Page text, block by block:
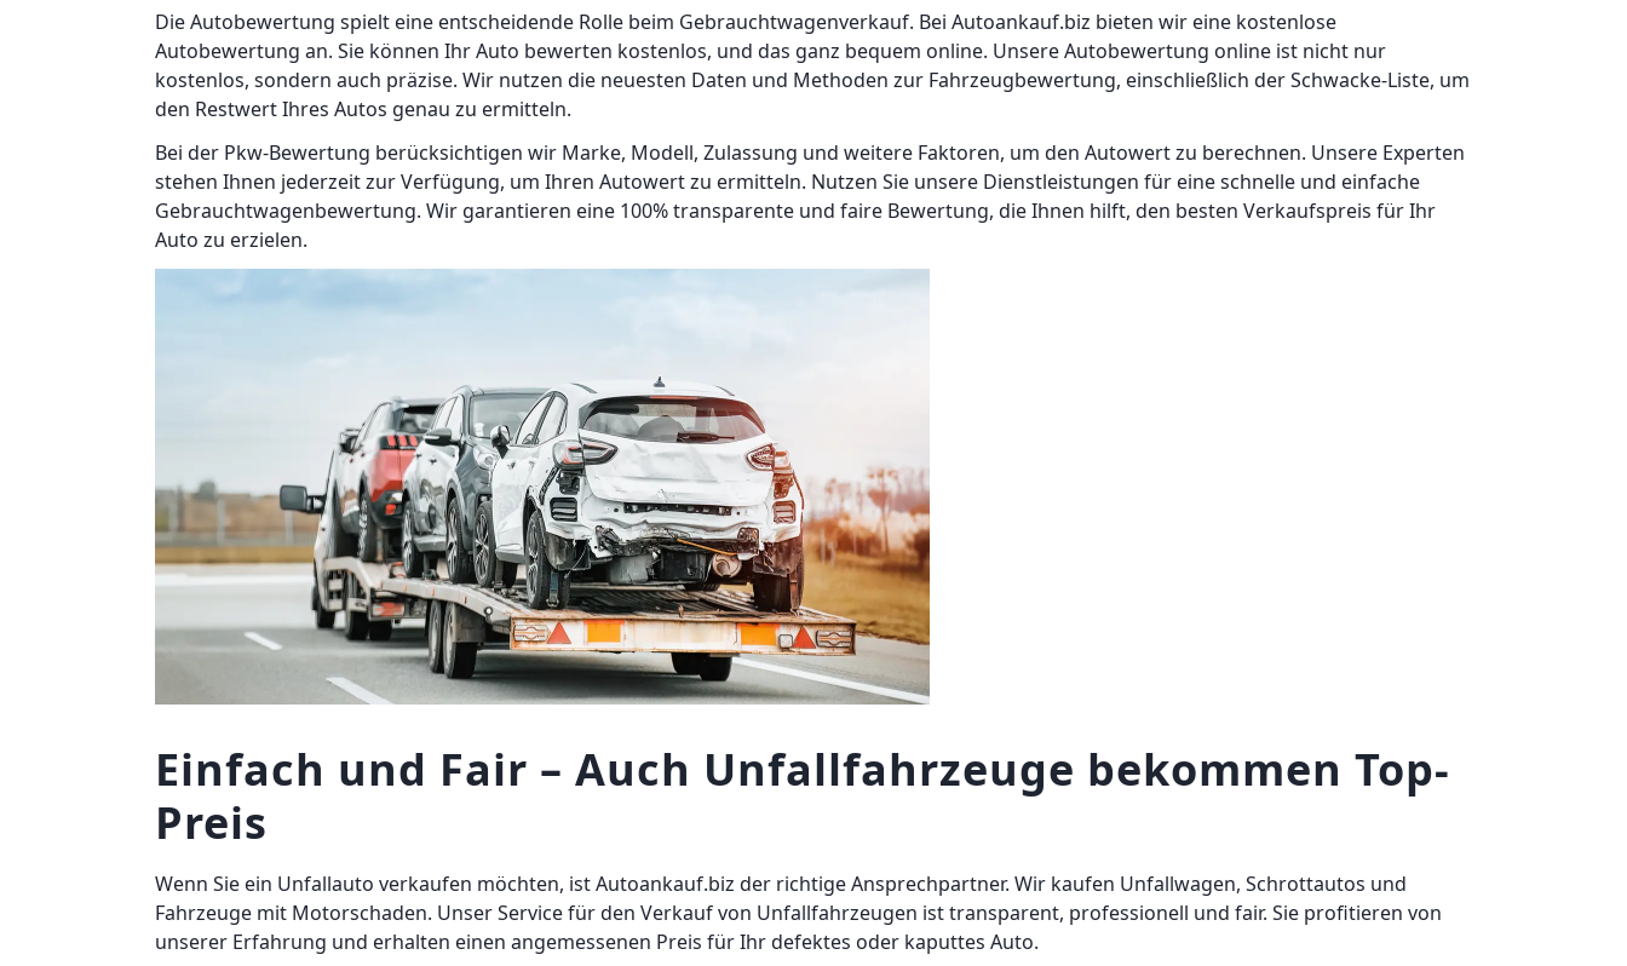
Die Autobewertung spielt eine entscheidende Rolle beim Gebrauchtwagenverkauf. Bei Autoankauf.biz bieten wir eine kostenlose
Autobewertung an. Sie können Ihr Auto bewerten kostenlos, und das ganz bequem online. Unsere Autobewertung online ist nicht nur
kostenlos, sondern auch präzise. Wir nutzen die neuesten Daten und Methoden zur Fahrzeugbewertung, einschließlich der Schwacke-Liste, um
den Restwert Ihres Autos genau zu ermitteln.
Bei der Pkw-Bewertung berücksichtigen wir Marke, Modell, Zulassung und weitere Faktoren, um den Autowert zu berechnen. Unsere Experten
stehen Ihnen jederzeit zur Verfügung, um Ihren Autowert zu ermitteln. Nutzen Sie unsere Dienstleistungen für eine schnelle und einfache
Gebrauchtwagenbewertung. Wir garantieren eine 100% transparente und faire Bewertung, die Ihnen hilft, den besten Verkaufspreis für Ihr
Auto zu erzielen.
Einfach und Fair – Auch Unfallfahrzeuge bekommen Top-
Preis
Wenn Sie ein Unfallauto verkaufen möchten, ist Autoankauf.biz der richtige Ansprechpartner. Wir kaufen Unfallwagen, Schrottautos und
Fahrzeuge mit Motorschaden. Unser Service für den Verkauf von Unfallfahrzeugen ist transparent, professionell und fair. Sie profitieren von
unserer Erfahrung und erhalten einen angemessenen Preis für Ihr defektes oder kaputtes Auto.